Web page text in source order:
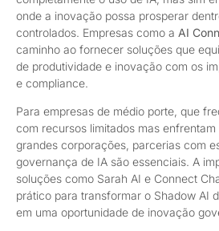
onde a inovação possa prosperar
controlados. Empresas como a AI
caminho ao fornecer soluções que
de produtividade e inovação com os
e compliance.
Para empresas de médio porte, que
com recursos limitados mas
grandes corporações, parcerias com
governança de IA são essenciais. A
soluções como Sarah AI e Connect
prático para transformar o Shadow AI
em uma oportunidade de inovação